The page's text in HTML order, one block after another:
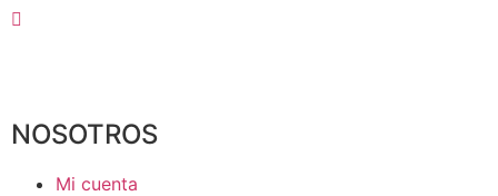
NOSOTROS
Mi cuenta